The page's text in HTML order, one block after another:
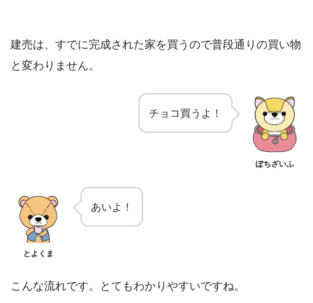
建売は、すでに完成された家を買うので普段通りの買い物
と変わりません。
チョコ買うよ！
ぽちざいふ
とよくま
あいよ！
こんな流れです。とてもわかりやすいですね。